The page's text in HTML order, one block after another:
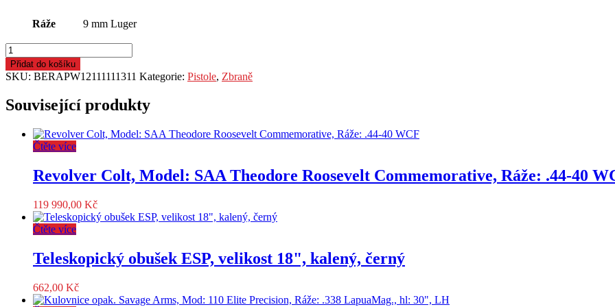
Ráže 9 mm Luger
Pistole
samonab.
Beretta,
Ráže:9mm
Luger,hl.:108mm,
gripy,
Přidat do košíku
SKU: BERAPW12111111311 Kategorie: Pistole, Zbraně
Související produkty
Čtěte více
Revolver Colt, Model: SAA Theodore Roosevelt Commemorative, Ráže: .44-40
119 990,00 Kč
Čtěte více
Teleskopický obušek ESP, velikost 18", kalený, černý
662,00 Kč